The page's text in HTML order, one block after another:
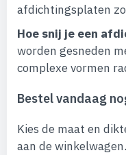
afdichtingsplaten
Hoe snij je een
worden gesneden
complexe vormen
Bestel vandaag
Kies de maat en
aan de winkelwagen.